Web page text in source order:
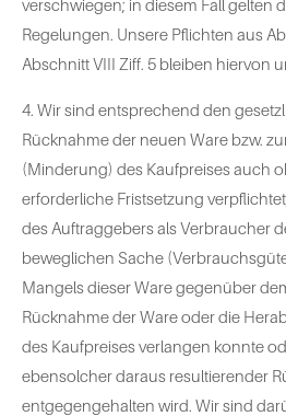
verschwiegen; in diesem Fall gelten
Regelungen. Unsere Pflichten aus
Abschnitt VIII Ziff. 5 bleiben hiervon
4. Wir sind entsprechend den
Rücknahme der neuen Ware bzw.
(Minderung) des Kaufpreises auch
erforderliche Fristsetzung
des Auftraggebers als Verbraucher
beweglichen Sache
Mangels dieser Ware gegenüber
Rücknahme der Ware oder die
des Kaufpreises verlangen konnte
ebensolcher daraus resultierender
entgegengehalten wird. Wir sind